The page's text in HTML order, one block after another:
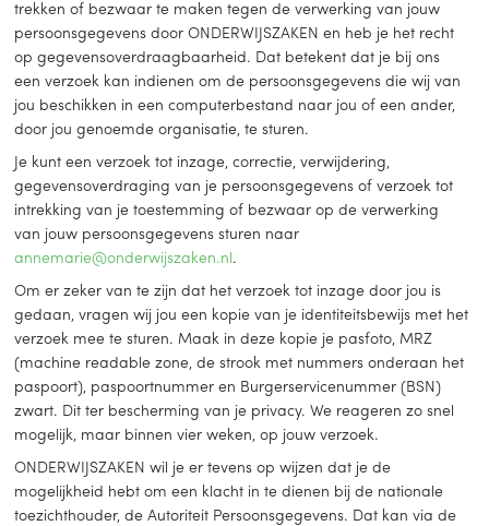
trekken of bezwaar te maken tegen de verwerking van jouw
persoonsgegevens door ONDERWIJSZAKEN en heb je het recht
op gegevensoverdraagbaarheid. Dat betekent dat je bij ons
een verzoek kan indienen om de persoonsgegevens die wij van
jou beschikken in een computerbestand naar jou of een ander,
door jou genoemde organisatie, te sturen.
Je kunt een verzoek tot inzage, correctie, verwijdering,
gegevensoverdraging van je persoonsgegevens of verzoek tot
intrekking van je toestemming of bezwaar op de verwerking
van jouw persoonsgegevens sturen naar
annemarie@onderwijszaken.nl .
Om er zeker van te zijn dat het verzoek tot inzage door jou is
gedaan, vragen wij jou een kopie van je identiteitsbewijs met het
verzoek mee te sturen. Maak in deze kopie je pasfoto, MRZ
(machine readable zone, de strook met nummers onderaan het
paspoort), paspoortnummer en Burgerservicenummer (BSN)
zwart. Dit ter bescherming van je privacy. We reageren zo snel
mogelijk, maar binnen vier weken, op jouw verzoek.
ONDERWIJSZAKEN wil je er tevens op wijzen dat je de
mogelijkheid hebt om een klacht in te dienen bij de nationale
toezichthouder, de Autoriteit Persoonsgegevens. Dat kan via de